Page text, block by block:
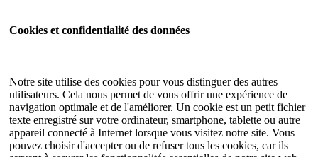
Cookies et confidentialité des données
Notre site utilise des cookies pour vous distinguer des autres
utilisateurs. Cela nous permet de vous offrir une expérience de
navigation optimale et de l'améliorer. Un cookie est un petit fichier
texte enregistré sur votre ordinateur, smartphone, tablette ou autre
appareil connecté à Internet lorsque vous visitez notre site. Vous
pouvez choisir d'accepter ou de refuser tous les cookies, car ils
Guide de l'utilisateur
Plan du site HTML
Langue
Anglais